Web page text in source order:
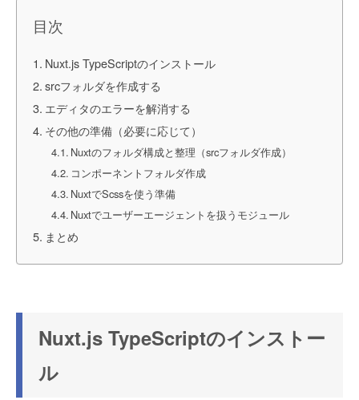
目次
Nuxt.js TypeScriptのインストール
srcフォルダを作成する
エディタのエラーを解消する
その他の準備（必要に応じて）
Nuxtのフォルダ構成と整理（srcフォルダ作成）
コンポーネントフォルダ作成
NuxtでScssを使う準備
Nuxtでユーザーエージェントを扱うモジュール
まとめ
Nuxt.js TypeScriptのインストー
ル